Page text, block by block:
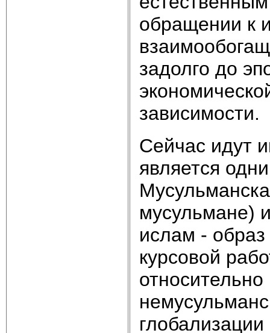
обращении к
задолго до
зависимости.
Сейчас идут
является
мусульмане)
ислам -
курсовой